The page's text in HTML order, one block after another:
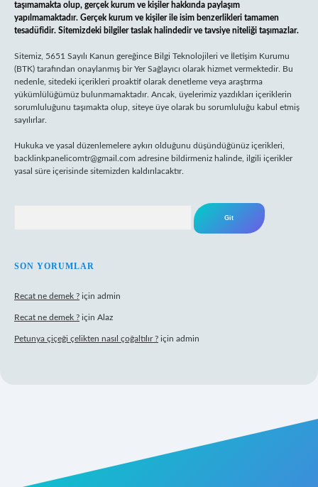
taşımamakta olup, gerçek kurum ve kişiler hakkında paylaşım
yapılmamaktadır. Gerçek kurum ve kişiler ile isim benzerlikleri tamamen
tesadüfidir. Sitemizdeki bilgiler taslak halindedir ve tavsiye niteliği taşımazlar.
Sitemiz, 5651 Sayılı Kanun gereğince Bilgi Teknolojileri ve İletişim Kurumu
(BTK) tarafından onaylanmış bir Yer Sağlayıcı olarak hizmet vermektedir. Bu
nedenle, sitedeki içerikleri proaktif olarak denetleme veya araştırma
yükümlülüğümüz bulunmamaktadır. Ancak, üyelerimiz yazdıkları içeriklerin
sorumluluğunu taşımakta olup, siteye üye olarak bu sorumluluğu kabul etmiş
sayılırlar.
Hukuka ve yasal düzenlemelere aykırı olduğunu düşündüğünüz içerikleri,
backlinkpanelicomtr@gmail.com adresine bildirmeniz halinde, ilgili içerikler
yasal süre içerisinde sitemizden kaldırılacaktır.
SON YORUMLAR
Recat ne demek ? için admin
Recat ne demek ? için Alaz
Petunya çiçeği çelikten nasıl çoğaltılır ? için admin